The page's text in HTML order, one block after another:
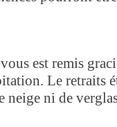
est remis
Le retraits
neige ni de